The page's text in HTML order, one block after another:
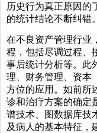
历史行为真正原因的
的统计结论不断纠错。
在不良资产管理行业
程，包括尽调过程、
事后统计分析等。此
理、财务管理、资本
方位的应用。如前所
诊和治疗方案的确定
谱技术、图数据库技
及病人的基本特征，